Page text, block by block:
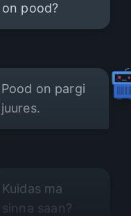
on pood?
Pood on pargi
juures.
Kuidas ma
sinna saan?